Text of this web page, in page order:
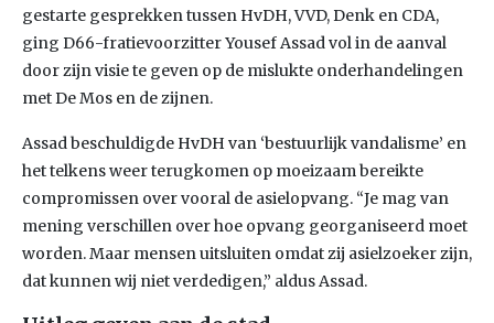
gestarte gesprekken tussen HvDH, VVD, Denk en CDA,
ging D66-fratievoorzitter Yousef Assad vol in de aanval
door zijn visie te geven op de mislukte onderhandelingen
met De Mos en de zijnen.
Assad beschuldigde HvDH van ‘bestuurlijk vandalisme’ en
het telkens weer terugkomen op moeizaam bereikte
compromissen over vooral de asielopvang. “Je mag van
mening verschillen over hoe opvang georganiseerd moet
worden. Maar mensen uitsluiten omdat zij asielzoeker zijn,
dat kunnen wij niet verdedigen,” aldus Assad.